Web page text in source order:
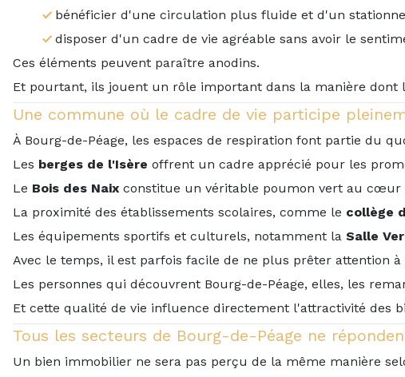
bénéficier d'une circulation plus fluide et d'un
disposer d'un cadre de vie agréable sans avoir le
Ces éléments peuvent paraître anodins.
Et pourtant, ils jouent un rôle important dans la manière
Une commune où le cadre de vie participe
À Bourg-de-Péage, les espaces de respiration font partie du
Les berges de l'Isère offrent un cadre apprécié pour les
Le Bois des Naix constitue un véritable poumon vert au
La proximité des établissements scolaires, comme le collège
Les équipements sportifs et culturels, notamment la Salle
Avec le temps, il est parfois facile de ne plus prêter attention à
Les personnes qui découvrent Bourg-de-Péage, elles, les
Et cette qualité de vie influence directement l'attractivité des
Tous les secteurs de Bourg-de-Péage ne
Un bien immobilier ne sera pas perçu de la même manière